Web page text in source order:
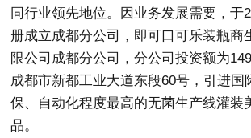
同行业领先地位。因业务发展需要，于
册成立成都分公司，即可口可乐装瓶商
限公司成都分公司，分公司投资额为
成都市新都工业大道东段60号，引进国
保、自动化程度最高的无菌生产线灌装
品。